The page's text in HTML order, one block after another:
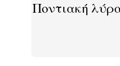
Ποντιακή